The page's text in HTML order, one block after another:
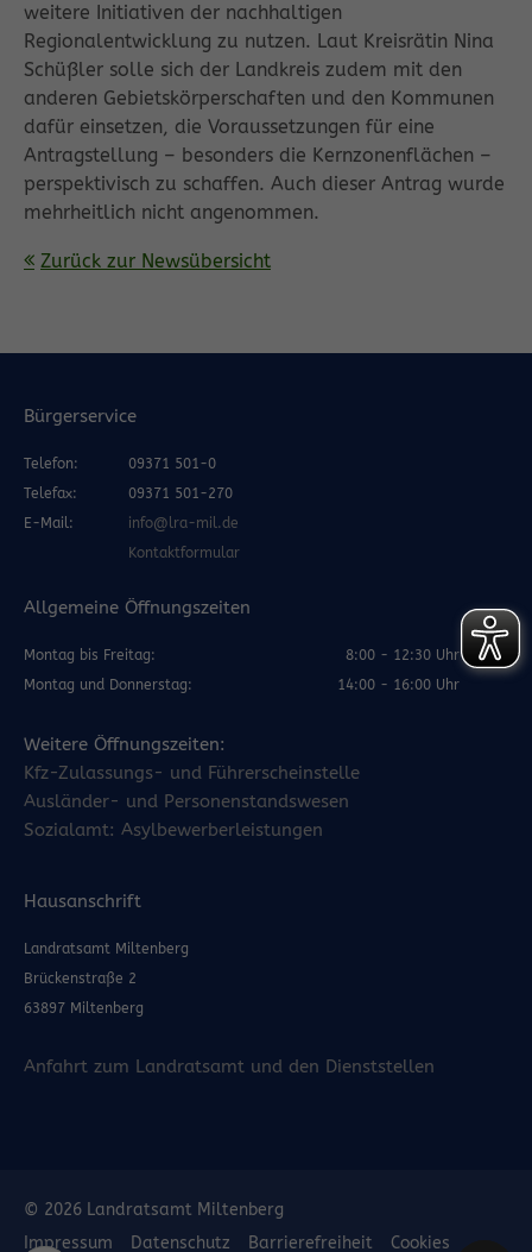
weitere Initiativen der nachhaltigen
Regionalentwicklung zu nutzen. Laut Kreisrätin Nina
Schüßler solle sich der Landkreis zudem mit den
anderen Gebietskörperschaften und den Kommunen
dafür einsetzen, die Voraussetzungen für eine
Antragstellung – besonders die Kernzonenflächen –
perspektivisch zu schaffen. Auch dieser Antrag wurde
mehrheitlich nicht angenommen.
Zurück zur Newsübersicht
Bürgerservice
Telefon:
09371 501-0
Telefax:
09371 501-270
E-Mail:
info@lra-mil.de
Kontaktformular
Allgemeine Öffnungszeiten
Montag bis Freitag:
8:00 - 12:30 Uhr
Montag und Donnerstag:
14:00 - 16:00 Uhr
Weitere Öffnungszeiten:
Kfz-Zulassungs- und Führerscheinstelle
Ausländer- und Personenstandswesen
Sozialamt: Asylbewerberleistungen
Hausanschrift
Landratsamt Miltenberg
Brückenstraße 2
63897 Miltenberg
Anfahrt zum Landratsamt und den Dienststellen
© 2026 Landratsamt Miltenberg
Impressum
Datenschutz Barrierefreiheit Cookies